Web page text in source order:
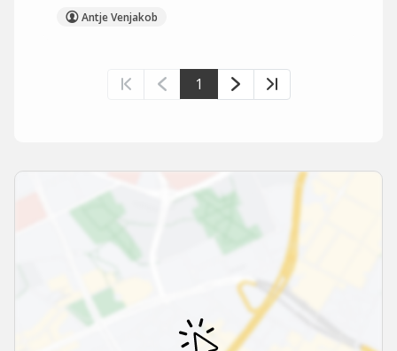
Antje Venjakob
1